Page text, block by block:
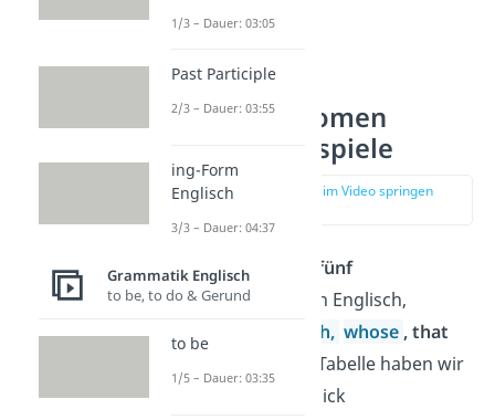
Übersicht:
Relativpronomen
Englisch Beispiele
zur Stelle im Video springen
Insgesamt gibt es
fünf
Relativpronomen in Englisch,
nämlich
which, whose , that
In der Tabelle haben wir
dir alle auf einen Blick
1/3 – Dauer: 03:05
Past Participle
2/3 – Dauer: 03:55
ing-Form
Englisch
3/3 – Dauer: 04:37
Grammatik Englisch
to be, to do & Gerund
to be
1/5 – Dauer: 03:35